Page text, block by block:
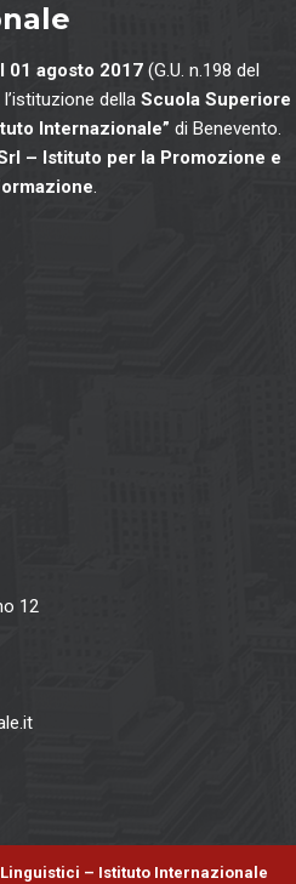
01 agosto 2017 (G.U. n.198 del
della Scuola Superiore
Internazionale” di Benevento.
– Istituto per la Promozione e
.
12
– Istituto Internazionale